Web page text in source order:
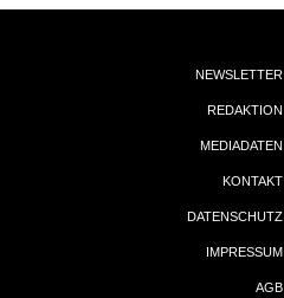
NEWSLETTER
REDAKTION
MEDIADATEN
KONTAKT
DATENSCHUTZ
IMPRESSUM
AGB